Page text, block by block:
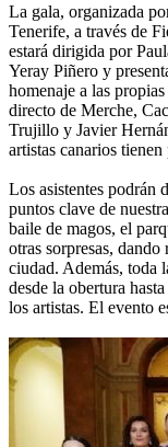
La gala, organizada
Tenerife, a través de
estará dirigida por
Yeray Piñero y
homenaje a las
directo de Merche,
Trujillo y Javier
artistas canarios
Los asistentes podrán
puntos clave de
baile de magos, el
otras sorpresas,
ciudad. Además, toda
desde la obertura
los artistas. El evento